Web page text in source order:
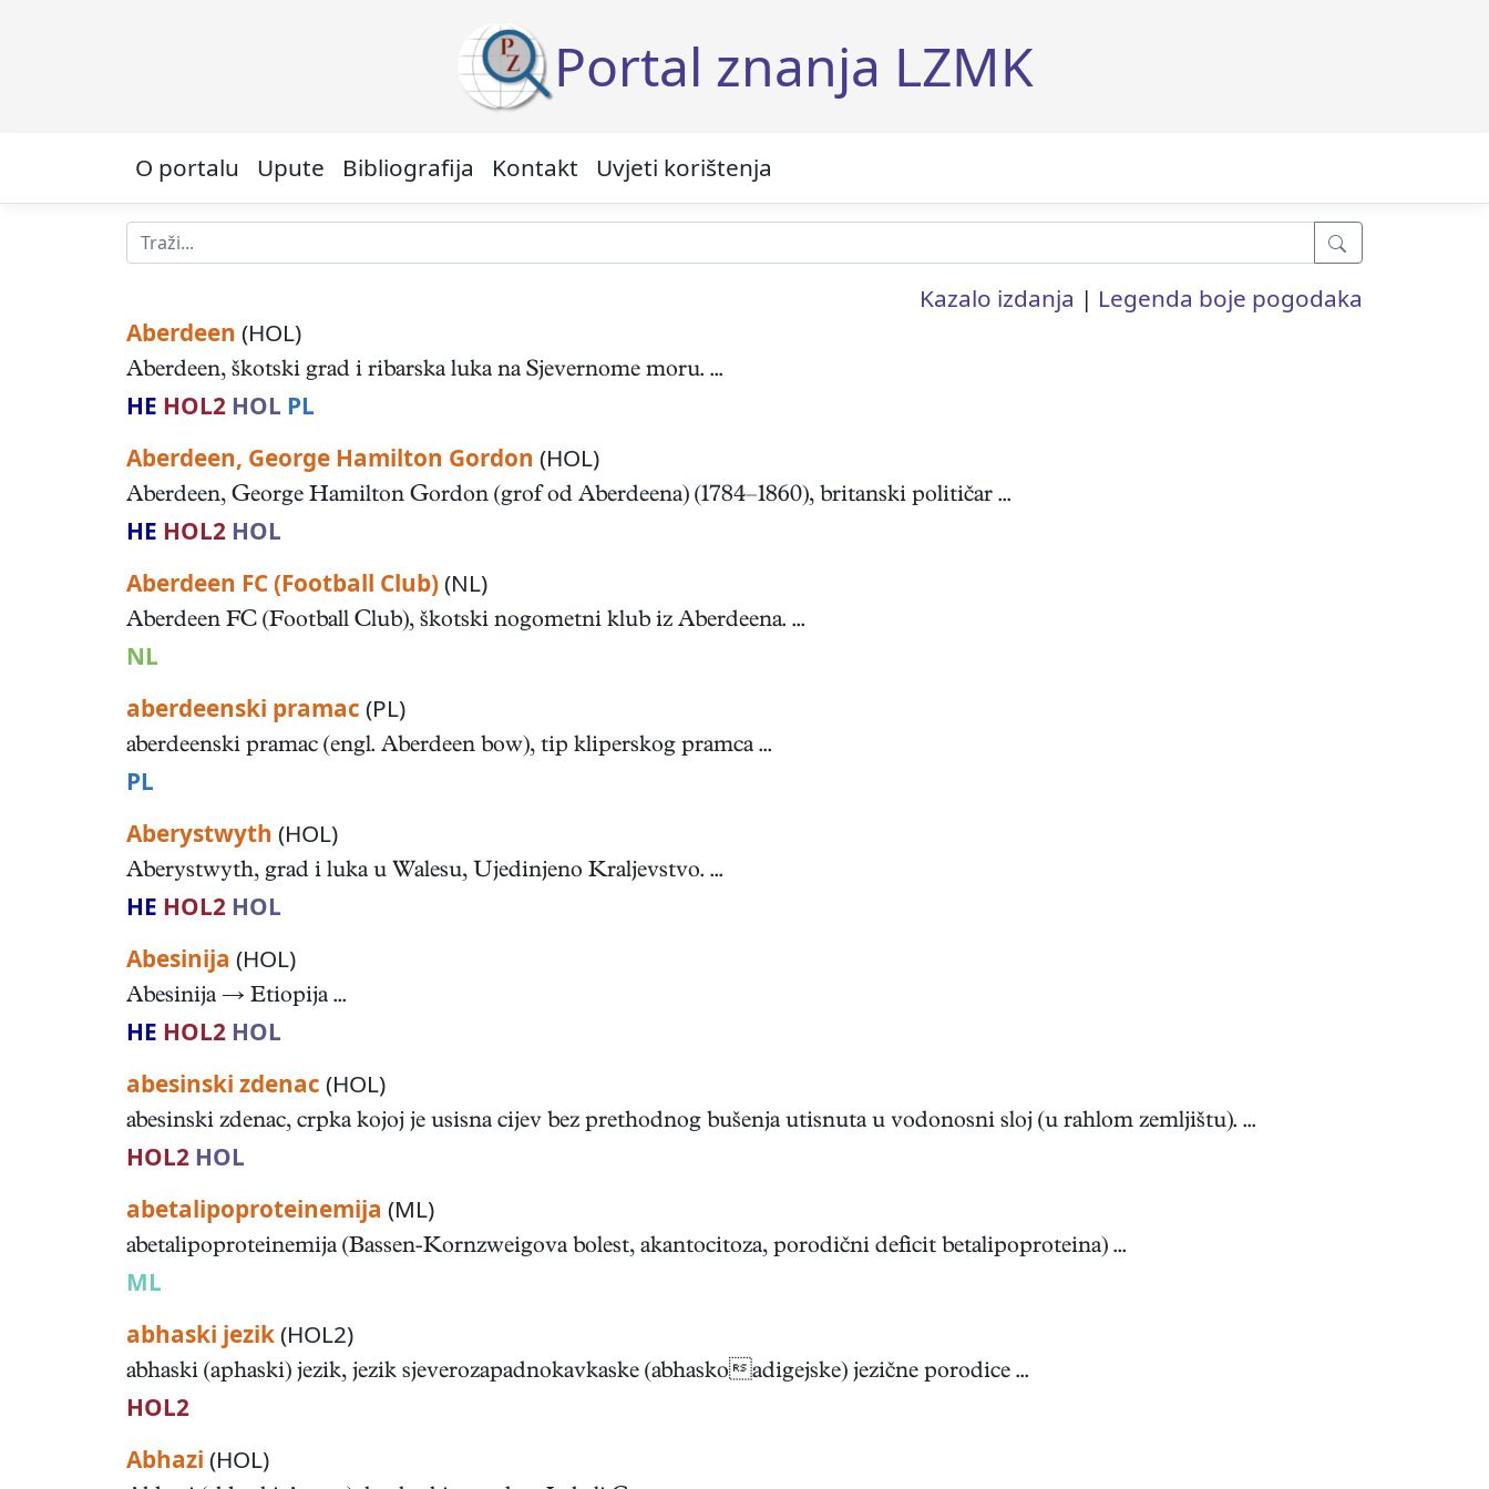
Portal znanja LZMK
O portalu Upute Bibliografija Kontakt Uvjeti korištenja
Legenda boje pogodaka
Kazalo izdanja |
Aberdeen (HOL)
Aberdeen, škotski grad i ribarska luka na Sjevernome moru. ...
HE HOL2 HOL PL
Aberdeen, George Hamilton Gordon (HOL)
Aberdeen, George Hamilton Gordon (grof od Aberdeena) (1784–1860), britanski političar ...
HE HOL2 HOL
Aberdeen FC (Football Club)(NL)
Aberdeen FC (Football Club), škotski nogometni klub iz Aberdeena. ...
NL
aberdeenski pramac (PL)
aberdeenski pramac (engl. Aberdeen bow), tip kliperskog pramca ...
PL
Aberystwyth (HOL)
Aberystwyth, grad i luka u Walesu, Ujedinjeno Kraljevstvo. ...
HE HOL2 HOL
Abesinija (HOL)
Abesinija → Etiopija ...
HE HOL2 HOL
abesinski zdenac (HOL)
abesinski zdenac, crpka kojoj je usisna cijev bez prethodnog bušenja utisnuta u vodonosni sloj (u rahlom zemljištu). ...
HOL2 HOL
abetalipoproteinemija (ML)
abetalipoproteinemija (Bassen-Kornzweigova bolest, akantocitoza, porodični deficit betalipoproteina) ...
ML
abhaski jezik(HOL2)
abhaski (aphaski) jezik, jezik sjeverozapadnokavkaske (abhaskoadigejske) jezične porodice ...
HOL2
Abhazi (HOL)